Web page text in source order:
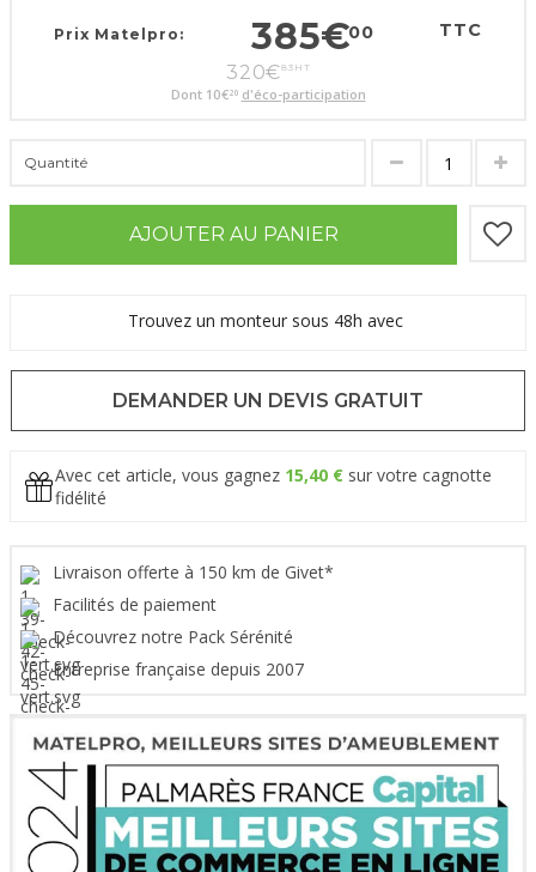
Prix Matelpro: 385€00 TTC
320€83 HT
Dont 10€20 d'éco-participation
Quantité
AJOUTER AU PANIER
Trouvez un monteur sous 48h avec
DEMANDER UN DEVIS GRATUIT
Avec cet article, vous gagnez 15,40 € sur votre cagnotte
fidélité
Livraison offerte à 150 km de Givet*
Facilités de paiement
Découvrez notre Pack Sérénité
Entreprise française depuis 2007